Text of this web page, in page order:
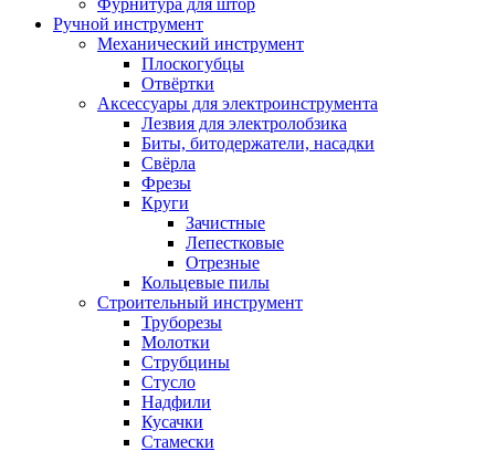
Ручной инструмент
Механический инструмент
Плоскогубцы
Отвёртки
Аксессуары для электроинструмента
Лезвия для электролобзика
Биты, битодержатели, насадки
Свёрла
Фрезы
Круги
Зачистные
Лепестковые
Отрезные
Кольцевые пилы
Строительный инструмент
Труборезы
Молотки
Струбцины
Стусло
Надфили
Кусачки
Стамески